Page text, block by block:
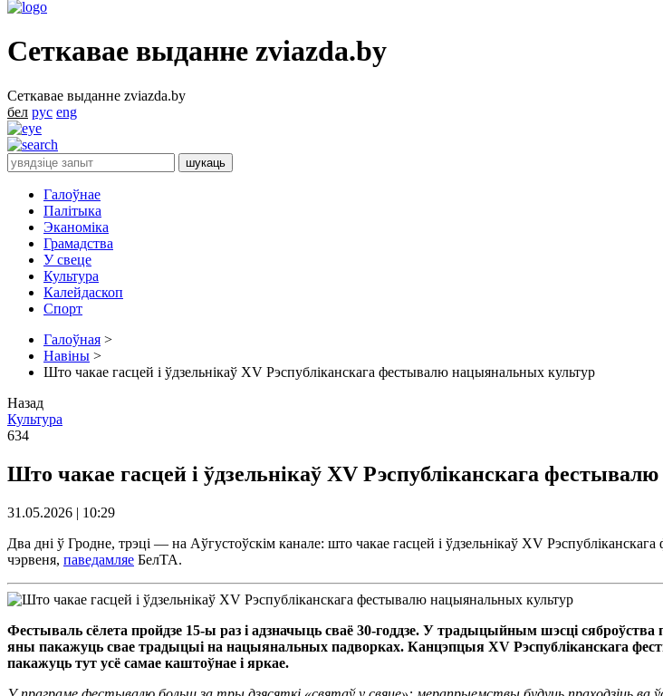
Сеткавае выданне zviazda.by
Сеткавае выданне zviazda.by
бел рус eng
Галоўнае
Палітыка
Эканоміка
Грамадства
У свеце
Культура
Калейдаскоп
Спорт
Галоўная >
Навіны >
Што чакае гасцей і ўдзельнікаў XV Рэспубліканскага фестывалю нацыянальных культур
Назад
Культура
634
Што чакае гасцей і ўдзельнікаў XV Рэспубліканскага
31.05.2026 | 10:29
Два дні ў Гродне, трэці — на Аўгустоўскім канале: што чакае гасцей і ўдзельнікаў XV
чэрвеня, паведамляе БелТА.
Фестываль сёлета пройдзе 15-ы раз і адзначыць сваё 30-годдзе. У традыцыйным шэсці сяброўства
яны пакажуць свае традыцыі на нацыянальных падворках. Канцэпцыя XV Рэспубліканскага
пакажуць тут усё самае каштоўнае і яркае.